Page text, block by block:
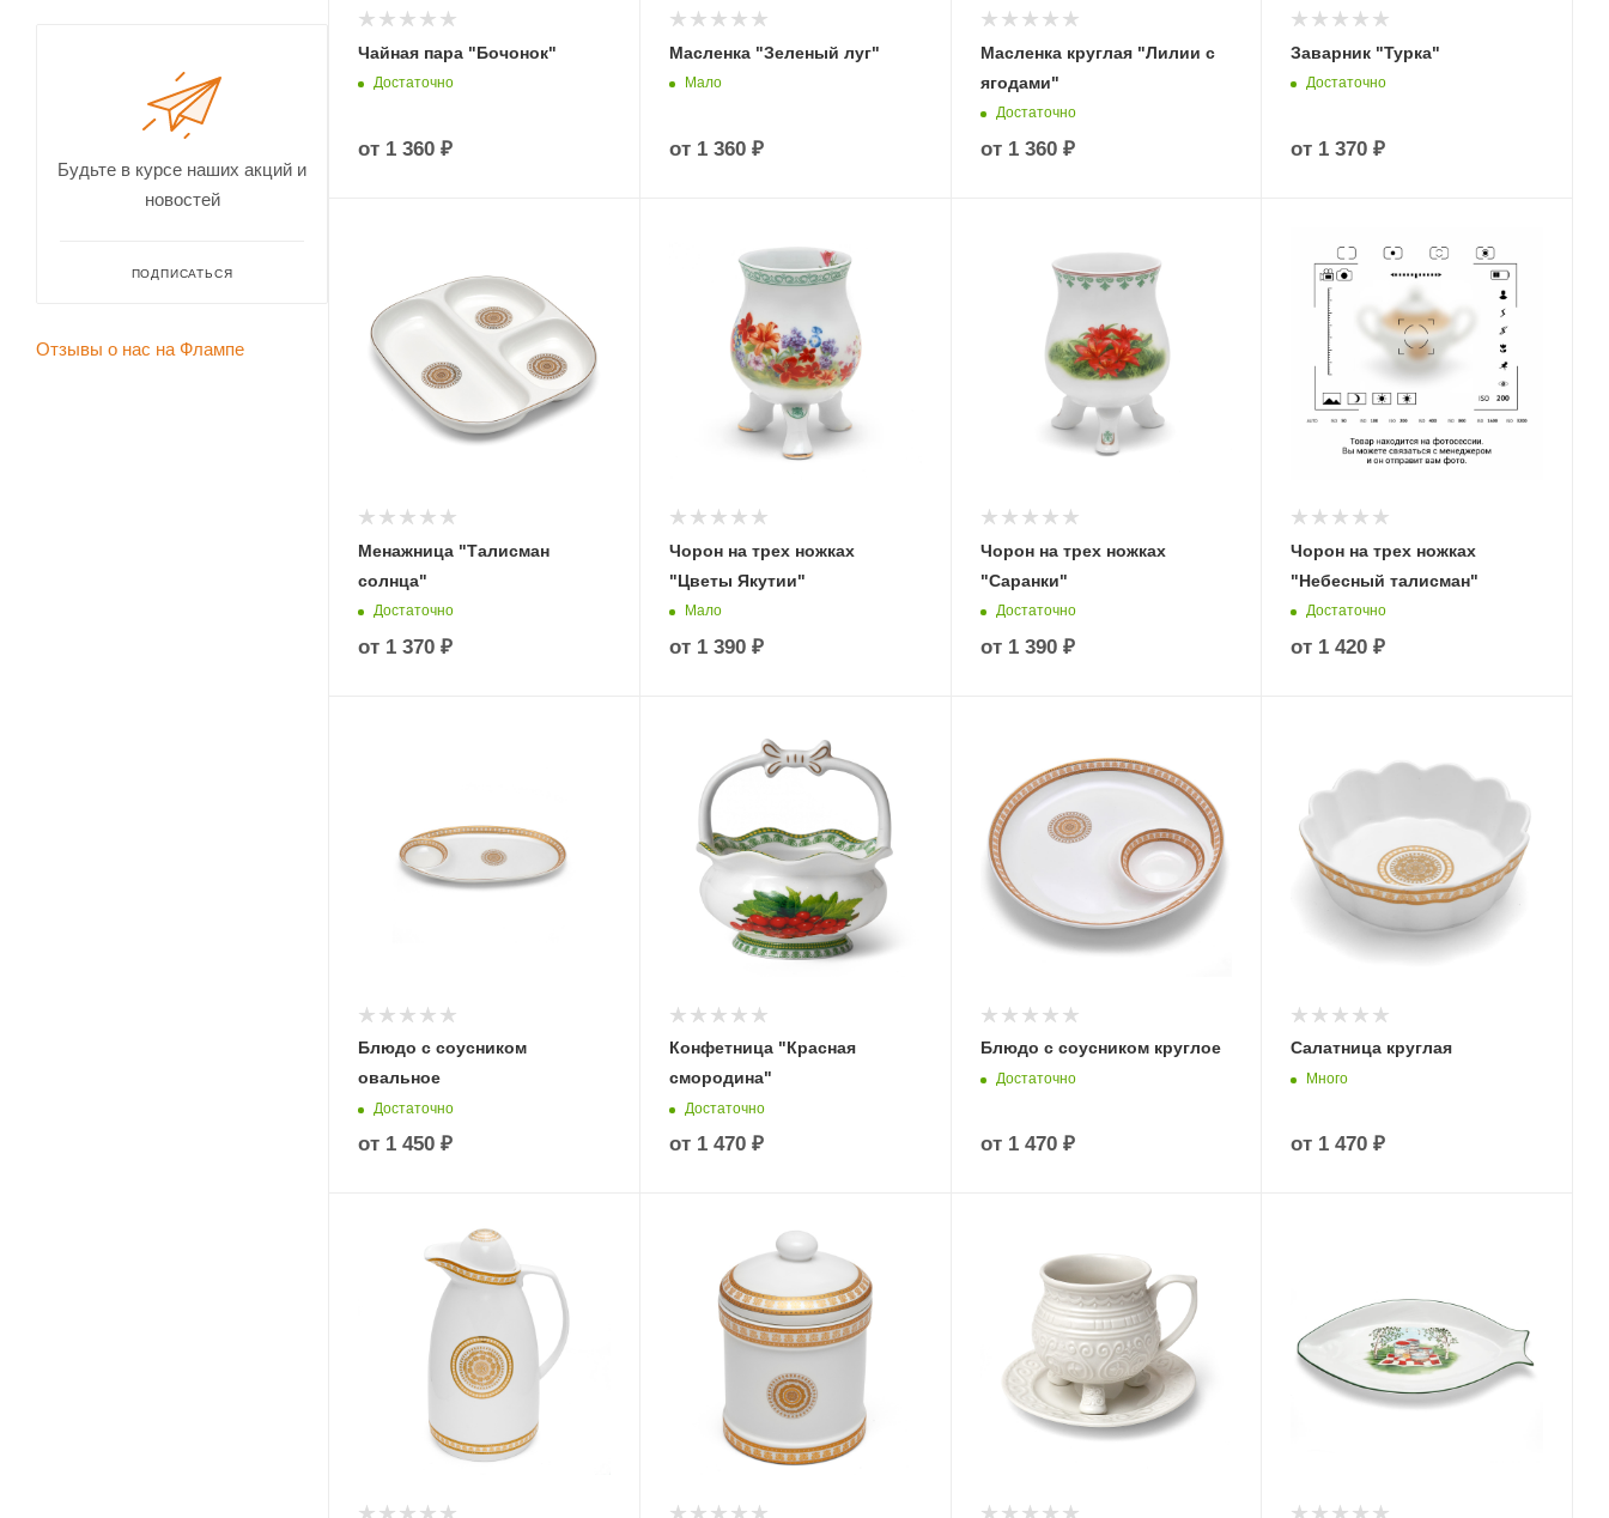
Чайная пара "Бочонок"
Достаточно
от 1 360 ₽
Масленка "Зеленый луг"
Мало
от 1 360 ₽
Масленка круглая "Лилии с
ягодами"
Достаточно
от 1 360 ₽
Заварник "Турка"
Достаточно
от 1 370 ₽
Менажница "Талисман
солнца"
Достаточно
от 1 370 ₽
Чорон на трех ножках
"Цветы Якутии"
Мало
от 1 390 ₽
Чорон на трех ножках
"Саранки"
Достаточно
от 1 390 ₽
Чорон на трех ножках
"Небесный талисман"
Достаточно
от 1 420 ₽
Блюдо с соусником
овальное
Достаточно
от 1 450 ₽
Конфетница "Красная
смородина"
Достаточно
от 1 470 ₽
Блюдо с соусником круглое
Достаточно
от 1 470 ₽
Салатница круглая
Много
от 1 470 ₽
Будьте в курсе наших акций и
новостей
ПОДПИСАТЬСЯ
Отзывы о нас на Флампе